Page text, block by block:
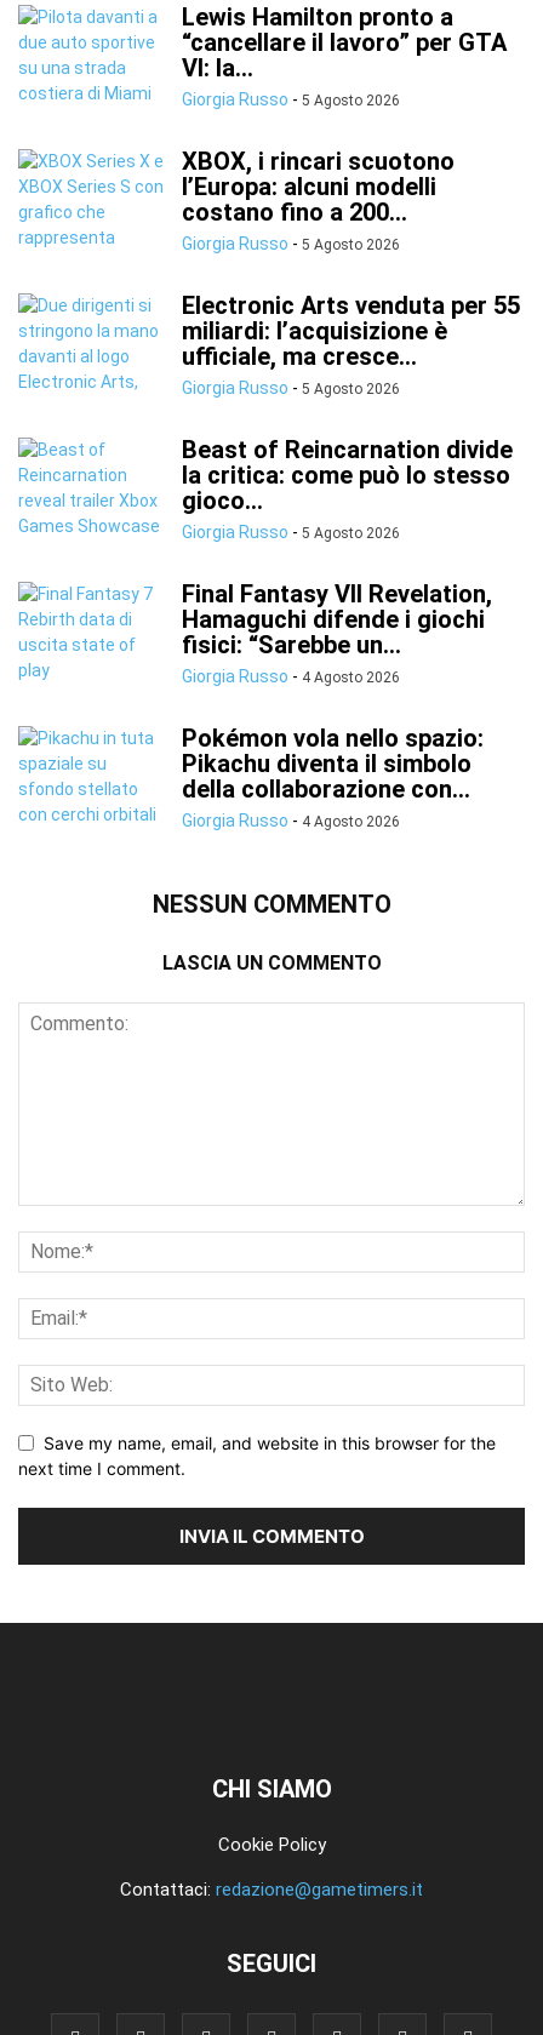
Lewis Hamilton pronto a
“cancellare il lavoro” per GTA
VI: la...
Giorgia Russo - 5 Agosto 2026
XBOX, i rincari scuotono
l’Europa: alcuni modelli
costano fino a 200...
Giorgia Russo - 5 Agosto 2026
Electronic Arts venduta per 55
miliardi: l’acquisizione è
ufficiale, ma cresce...
Giorgia Russo - 5 Agosto 2026
Beast of Reincarnation divide
la critica: come può lo stesso
gioco...
Giorgia Russo - 5 Agosto 2026
Final Fantasy VII Revelation,
Hamaguchi difende i giochi
fisici: “Sarebbe un...
Giorgia Russo - 4 Agosto 2026
Pokémon vola nello spazio:
Pikachu diventa il simbolo
della collaborazione con...
Giorgia Russo - 4 Agosto 2026
NESSUN COMMENTO
LASCIA UN COMMENTO
Save my name, email, and website in this browser for the
next time I comment.
CHI SIAMO
Cookie Policy
Contattaci: redazione@gametimers.it
SEGUICI